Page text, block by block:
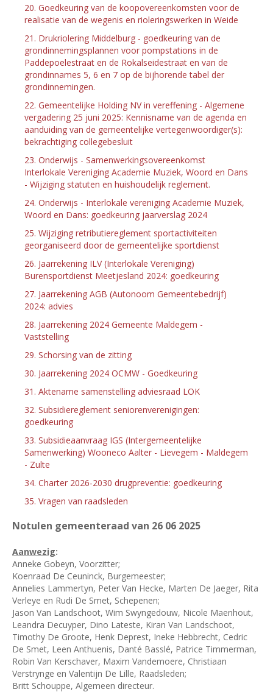
20. Goedkeuring van de koopovereenkomsten voor de
realisatie van de wegenis en rioleringswerken in Weide
21. Drukriolering Middelburg - goedkeuring van de
grondinnemingsplannen voor pompstations in de
Paddepoelestraat en de Rokalseidestraat en van de
grondinnames 5, 6 en 7 op de bijhorende tabel der
grondinnemingen.
22. Gemeentelijke Holding NV in vereffening - Algemene
vergadering 25 juni 2025: Kennisname van de agenda en
aanduiding van de gemeentelijke vertegenwoordiger(s):
bekrachtiging collegebesluit
23. Onderwijs - Samenwerkingsovereenkomst
Interlokale Vereniging Academie Muziek, Woord en Dans
- Wijziging statuten en huishoudelijk reglement.
24. Onderwijs - Interlokale vereniging Academie Muziek,
Woord en Dans: goedkeuring jaarverslag 2024
25. Wijziging retributiereglement sportactiviteiten
georganiseerd door de gemeentelijke sportdienst
26. Jaarrekening ILV (Interlokale Vereniging)
Burensportdienst Meetjesland 2024: goedkeuring
27. Jaarrekening AGB (Autonoom Gemeentebedrijf)
2024: advies
28. Jaarrekening 2024 Gemeente Maldegem -
Vaststelling
29. Schorsing van de zitting
30. Jaarrekening 2024 OCMW - Goedkeuring
31. Aktename samenstelling adviesraad LOK
32. Subsidiereglement seniorenverenigingen:
goedkeuring
33. Subsidieaanvraag IGS (Intergemeentelijke
Samenwerking) Wooneco Aalter - Lievegem - Maldegem
- Zulte
34. Charter 2026-2030 drugpreventie: goedkeuring
35. Vragen van raadsleden
Notulen gemeenteraad van 26 06 2025
Aanwezig:
Anneke Gobeyn, Voorzitter;
Koenraad De Ceuninck, Burgemeester;
Annelies Lammertyn, Peter Van Hecke, Marten De Jaeger, Rita
Verleye en Rudi De Smet, Schepenen;
Jason Van Landschoot, Wim Swyngedouw, Nicole Maenhout,
Leandra Decuyper, Dino Lateste, Kiran Van Landschoot,
Timothy De Groote, Henk Deprest, Ineke Hebbrecht, Cedric
De Smet, Leen Anthuenis, Danté Basslé, Patrice Timmerman,
Robin Van Kerschaver, Maxim Vandemoere, Christiaan
Verstrynge en Valentijn De Lille, Raadsleden;
Britt Schouppe, Algemeen directeur.